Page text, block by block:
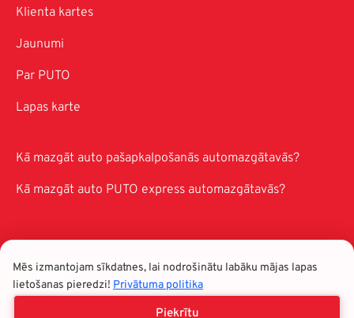
Klienta kartes
Jaunumi
Par PUTO
Lapas karte
Kā mazgāt auto pašapkalpošanās automazgātavās?
Kā mazgāt auto PUTO express automazgātavās?
Mēs izmantojam sīkdatnes, lai nodrošinātu labāku mājas lapas
lietošanas pieredzi! Privātuma politika
Piekrītu